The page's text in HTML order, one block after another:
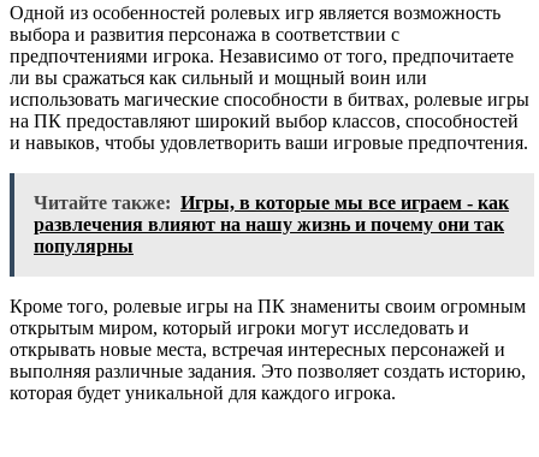
Одной из особенностей ролевых игр является возможность
выбора и развития персонажа в соответствии с
предпочтениями игрока. Независимо от того, предпочитаете
ли вы сражаться как сильный и мощный воин или
использовать магические способности в битвах, ролевые игры
на ПК предоставляют широкий выбор классов, способностей
и навыков, чтобы удовлетворить ваши игровые предпочтения.
Читайте также: Игры, в которые мы все играем - как
развлечения влияют на нашу жизнь и почему они так
популярны
Кроме того, ролевые игры на ПК знамениты своим огромным
открытым миром, который игроки могут исследовать и
открывать новые места, встречая интересных персонажей и
выполняя различные задания. Это позволяет создать историю,
которая будет уникальной для каждого игрока.